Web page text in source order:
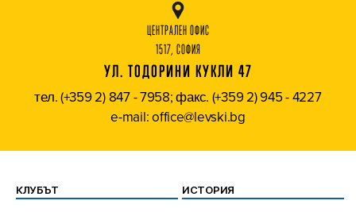
ЦЕНТРАЛЕН ОФИС
1517, СОФИЯ
УЛ. ТОДОРИНИ КУКЛИ 47
тел. (+359 2) 847 - 7958; факс. (+359 2) 945 - 4227
e-mail: office@levski.bg
КЛУБЪТ ИСТОРИЯ